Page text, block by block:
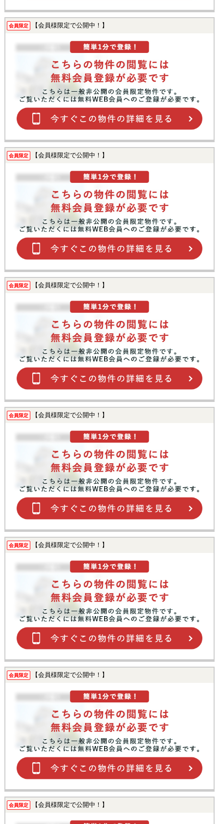
会員限定 【会員様限定で公開中！】
会員限定 【会員様限定で公開中！】
会員限定 【会員様限定で公開中！】
会員限定 【会員様限定で公開中！】
会員限定 【会員様限定で公開中！】
会員限定 【会員様限定で公開中！】
会員限定 【会員様限定で公開中！】